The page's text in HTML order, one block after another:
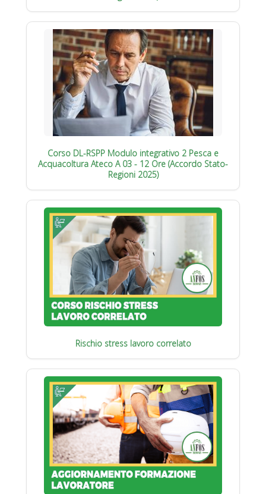
Corso DL-RSPP Modulo integrativo 2 Pesca e
Acquacoltura Ateco A 03 - 12 Ore (Accordo Stato-
Regioni 2025)
Rischio stress lavoro correlato